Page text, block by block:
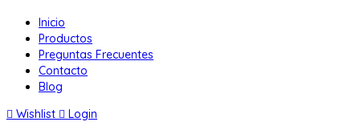
Inicio
Productos
Preguntas Frecuentes
Contacto
Blog
Wishlist
Login